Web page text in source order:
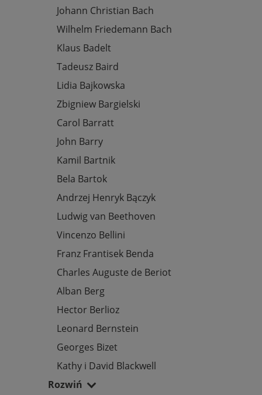
Johann Christian Bach
Wilhelm Friedemann Bach
Klaus Badelt
Tadeusz Baird
Lidia Bajkowska
Zbigniew Bargielski
Carol Barratt
John Barry
Kamil Bartnik
Bela Bartok
Andrzej Henryk Bączyk
Ludwig van Beethoven
Vincenzo Bellini
Franz Frantisek Benda
Charles Auguste de Beriot
Alban Berg
Hector Berlioz
Leonard Bernstein
Georges Bizet
Kathy i David Blackwell
Jan Nepomucen Bobrowicz
Rozwiń